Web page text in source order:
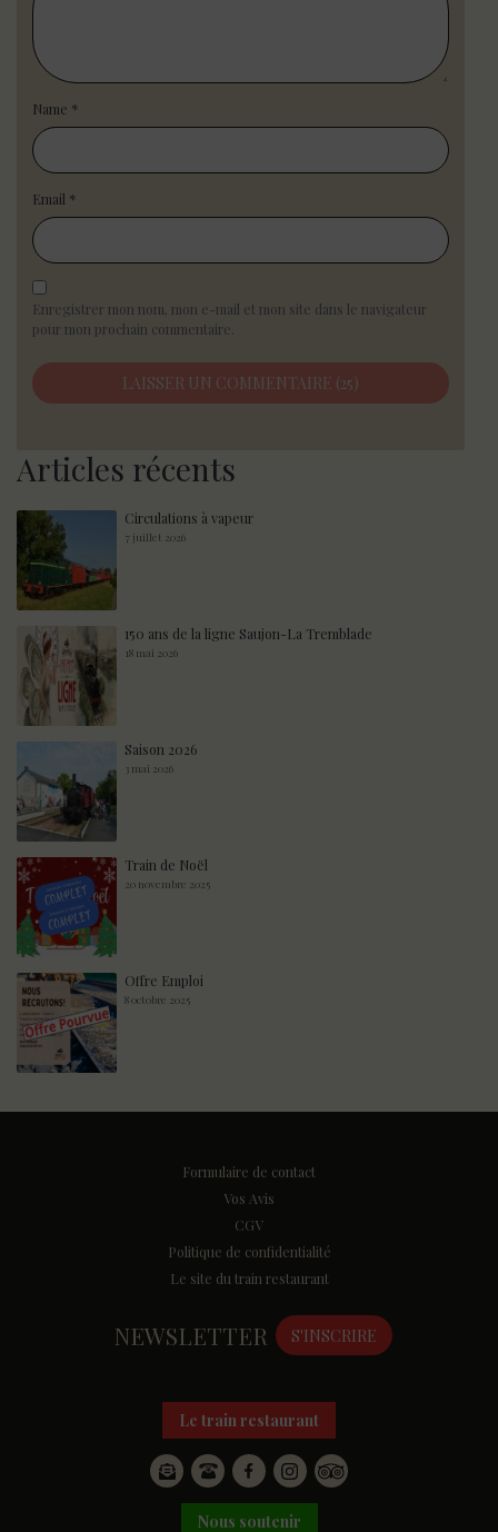
Name *
Email *
Enregistrer mon nom, mon e-mail et mon site dans le navigateur
pour mon prochain commentaire.
Articles récents
Circulations à vapeur
7 juillet 2026
150 ans de la ligne Saujon-La Tremblade
18 mai 2026
Saison 2026
3 mai 2026
Train de Noël
20 novembre 2025
Offre Emploi
8 octobre 2025
Formulaire de contact
Vos Avis
CGV
Politique de confidentialité
Le site du train restaurant
NEWSLETTER S'INSCRIRE
Le train restaurant
Nous soutenir